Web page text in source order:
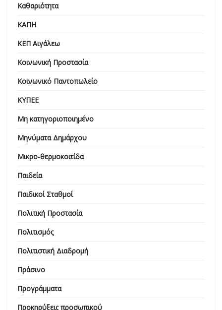
Καθαριότητα
ΚΑΠΗ
ΚΕΠ Αιγάλεω
Κοινωνική Προστασία
Κοινωνικό Παντοπωλείο
ΚΥΠΕΕ
Μη κατηγοριοποιημένο
Μηνύματα Δημάρχου
Μικρο-θερμοκοιτίδα
Παιδεία
Παιδικοί Σταθμοί
Πολιτική Προστασία
Πολιτισμός
Πολιτιστική Διαδρομή
Πράσινο
Προγράμματα
Προκηρύξεις προσωπικού